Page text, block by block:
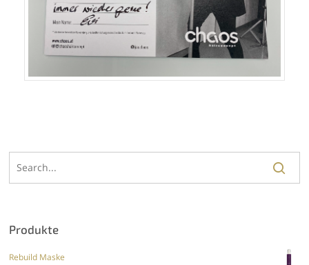
Produkte
Rebuild Maske